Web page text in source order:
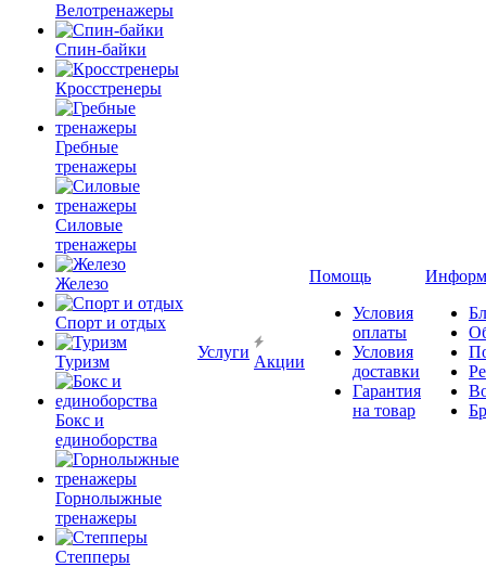
Велотренажеры
Спин-байки
Кросстренеры
Гребные
тренажеры
Силовые
тренажеры
Железо
Спорт и отдых
Туризм
Бокс и
единоборства
Горнолыжные
тренажеры
Степперы
Услуги
Акции
Помощь
Условия
оплаты
Условия
доставки
Гарантия
на товар